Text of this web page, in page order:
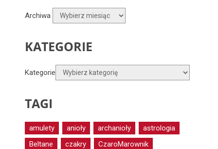
Archiwa
KATEGORIE
Kategorie
TAGI
amulety anioły archanioły
astrologia
Beltane
czakry
CzaroMarownik